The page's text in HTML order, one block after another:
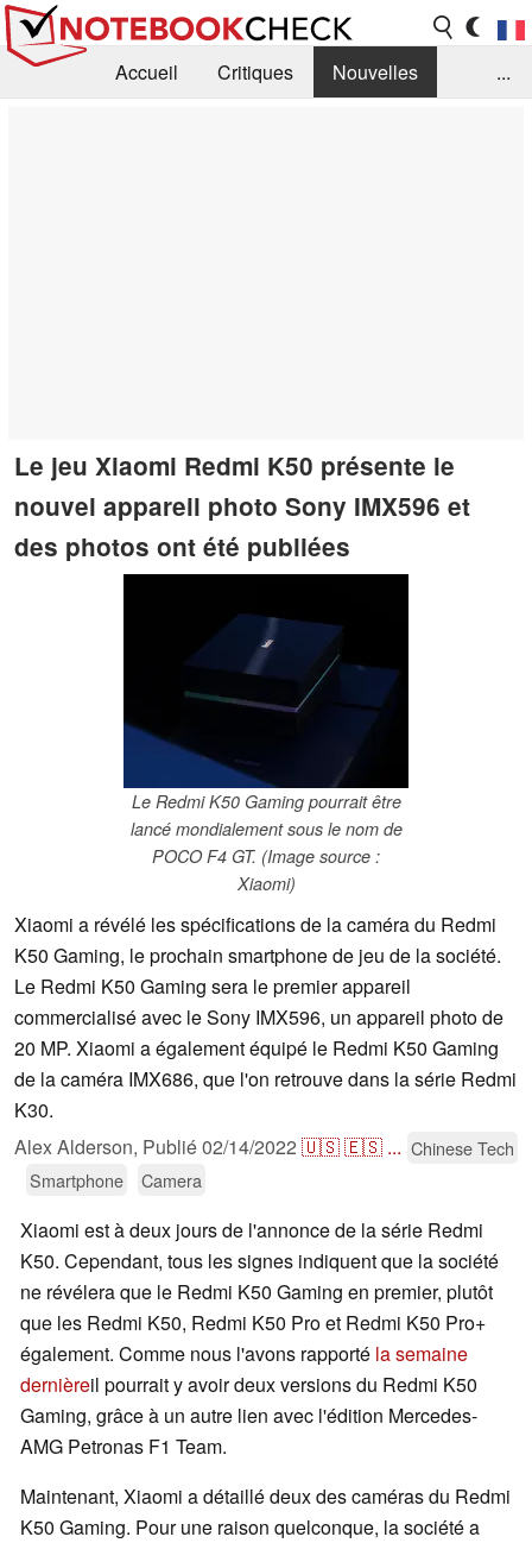
Accueil Critiques
Nouvelles
...
Le jeu Xiaomi Redmi K50 présente le
nouvel appareil photo Sony IMX596 et
des photos ont été publiées
Le Redmi K50 Gaming pourrait être
lancé mondialement sous le nom de
POCO F4 GT. (Image source :
Xiaomi)
Xiaomi a révélé les spécifications de la caméra du Redmi
K50 Gaming, le prochain smartphone de jeu de la société.
Le Redmi K50 Gaming sera le premier appareil
commercialisé avec le Sony IMX596, un appareil photo de
20 MP. Xiaomi a également équipé le Redmi K50 Gaming
de la caméra IMX686, que l'on retrouve dans la série Redmi
K30.
Alex Alderson, Publié02/14/2022 🇺🇸🇪🇸 ... Chinese Tech
Smartphone
Camera
Xiaomi est à deux jours de l'annonce de la série Redmi
K50. Cependant, tous les signes indiquent que la société
ne révélera que le Redmi K50 Gaming en premier, plutôt
que les Redmi K50, Redmi K50 Pro et Redmi K50 Pro+
également. Comme nous l'avons rapporté la semaine
dernièreil pourrait y avoir deux versions du Redmi K50
Gaming, grâce à un autre lien avec l'édition Mercedes-
AMG Petronas F1 Team.
Maintenant, Xiaomi a détaillé deux des caméras du Redmi
K50 Gaming. Pour une raison quelconque, la société a